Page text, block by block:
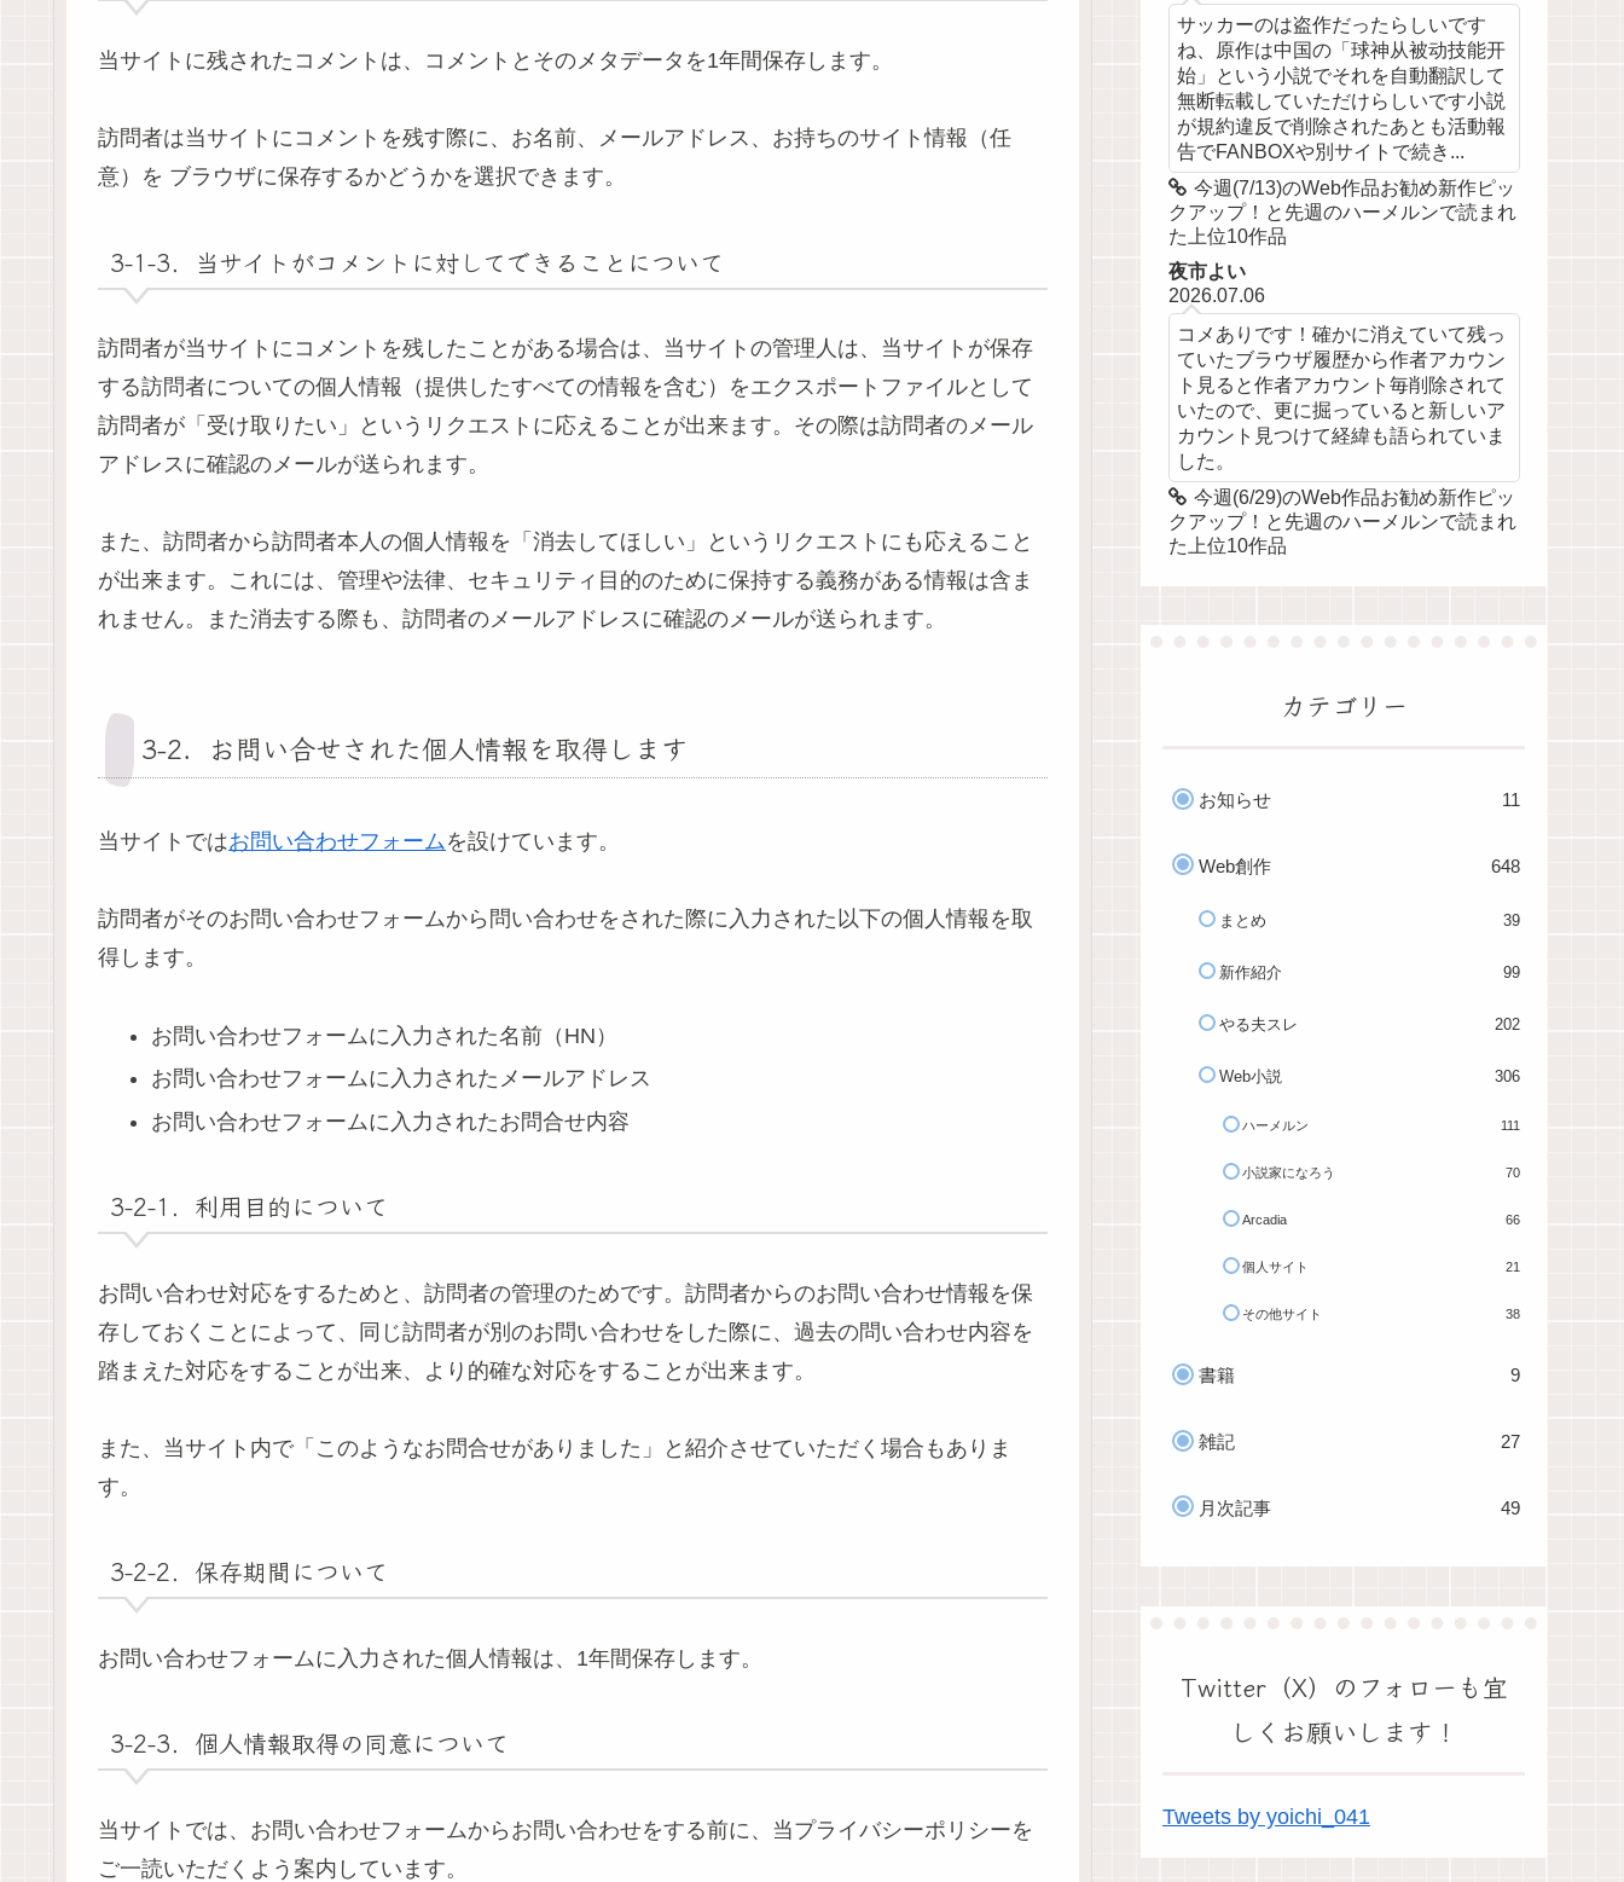
当サイトに残されたコメントは、コメントとそのメタデータを1年間保存します。
訪問者は当サイトにコメントを残す際に、お名前、メールアドレス、お持ちのサイト情報（任
意）を ブラウザに保存するかどうかを選択できます。
3-1-3．当サイトがコメントに対してできることについて
訪問者が当サイトにコメントを残したことがある場合は、当サイトの管理人は、当サイトが保存
する訪問者についての個人情報（提供したすべての情報を含む）をエクスポートファイルとして
訪問者が「受け取りたい」というリクエストに応えることが出来ます。その際は訪問者のメール
アドレスに確認のメールが送られます。
また、訪問者から訪問者本人の個人情報を「消去してほしい」というリクエストにも応えること
が出来ます。これには、管理や法律、セキュリティ目的のために保持する義務がある情報は含ま
れません。また消去する際も、訪問者のメールアドレスに確認のメールが送られます。
3-2．お問い合せされた個人情報を取得します
当サイトではお問い合わせフォーム を設けています。
訪問者がそのお問い合わせフォームから問い合わせをされた際に入力された以下の個人情報を取
得します。
お問い合わせフォームに入力された名前（HN）
お問い合わせフォームに入力されたメールアドレス
お問い合わせフォームに入力されたお問合せ内容
3-2-1．利用目的について
お問い合わせ対応をするためと、訪問者の管理のためです。訪問者からのお問い合わせ情報を保
存しておくことによって、同じ訪問者が別のお問い合わせをした際に、過去の問い合わせ内容を
踏まえた対応をすることが出来、より的確な対応をすることが出来ます。
また、当サイト内で「このようなお問合せがありました」と紹介させていただく場合もありま
す。
3-2-2．保存期間について
お問い合わせフォームに入力された個人情報は、1年間保存します。
3-2-3．個人情報取得の同意について
当サイトでは、お問い合わせフォームからお問い合わせをする前に、当プライバシーポリシーを
ご一読いただくよう案内しています。
サッカーのは盗作だったらしいです
ね、原作は中国の「球神从被动技能开
始」という小説でそれを自動翻訳して
無断転載していただけらしいです小説
が規約違反で削除されたあとも活動報
告でFANBOXや別サイトで続き...
今週(7/13)のWeb作品お勧め新作ピッ
クアップ！と先週のハーメルンで読まれ
た上位10作品
夜市よい
2026.07.06
コメありです！確かに消えていて残っ
ていたブラウザ履歴から作者アカウン
ト見ると作者アカウント毎削除されて
いたので、更に掘っていると新しいア
カウント見つけて経緯も語られていま
した。
今週(6/29)のWeb作品お勧め新作ピッ
クアップ！と先週のハーメルンで読まれ
た上位10作品
カテゴリー
お知らせ 11
Web創作 648
まとめ 39
新作紹介 99
やる夫スレ 202
Web小説 306
ハーメルン 111
小説家になろう 70
Arcadia 66
個人サイト 21
その他サイト 38
書籍 9
雑記 27
月次記事 49
Twitter（X）のフォローも宜
しくお願いします！
Tweets by yoichi_041